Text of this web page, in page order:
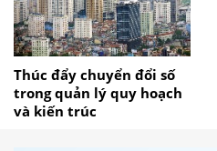
Thúc đẩy chuyển đổi số
trong quản lý quy hoạch
và kiến trúc